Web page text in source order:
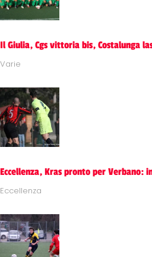
Il Giulia, Cgs vittoria bis, Costalunga
Varie
Eccellenza, Kras pronto per Verbano:
Eccellenza